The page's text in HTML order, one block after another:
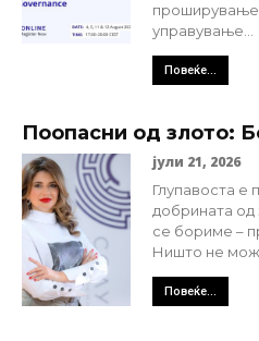
управување...
Повеќе...
Поопасни од злото:
јули 21, 2026
Глупавоста е
добрината
се бориме –
Ништо не
Повеќе...